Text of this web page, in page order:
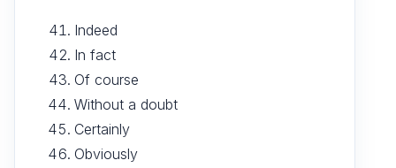
Indeed
In fact
Of course
Without a doubt
Certainly
Obviously